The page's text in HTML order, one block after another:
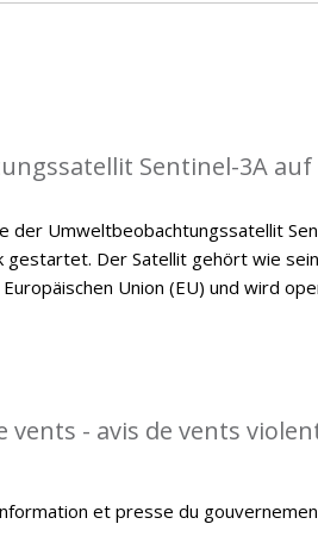
Sentinel-3A
der Umweltbeobachtungssatellit
gestartet. Der Satellit gehört wie
Union (EU) und wird
vents - avis de vents
et presse du